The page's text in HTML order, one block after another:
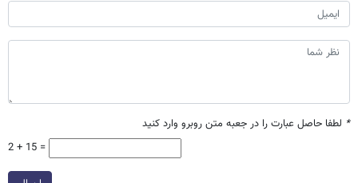
* لطفا حاصل عبارت را در جعبه متن روبرو وارد کنید
2 + 15 =